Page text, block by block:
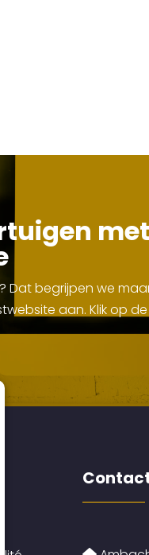
Dat begrijpen we
aan. Klik op